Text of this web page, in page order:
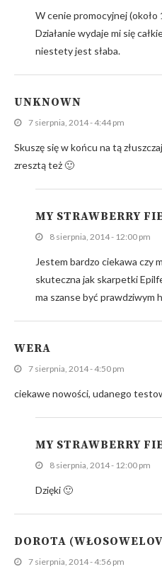
W cenie promocyjnej (około
Działanie wydaje mi się
niestety jest słaba.
UNKNOWN
7 sierpnia, 2014 - 4:44 pm
Skuszę się w końcu na tą
zresztą też 🙂
MY STRAWBERRY
8 sierpnia, 2014 - 12:00 pm
Jestem bardzo ciekawa czy
skuteczna jak skarpetki
ma szanse być prawdziwym
WERA
7 sierpnia, 2014 - 4:50 pm
ciekawe nowości, udanego
MY STRAWBERRY
8 sierpnia, 2014 - 12:00 pm
Dzięki 🙂
DOROTA
7 sierpnia, 2014 - 4:56 pm